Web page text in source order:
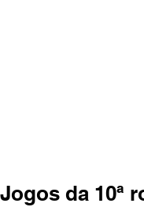
Jogos da 10ª